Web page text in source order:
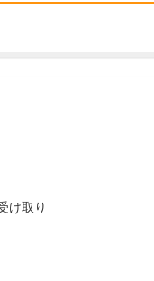
け取り